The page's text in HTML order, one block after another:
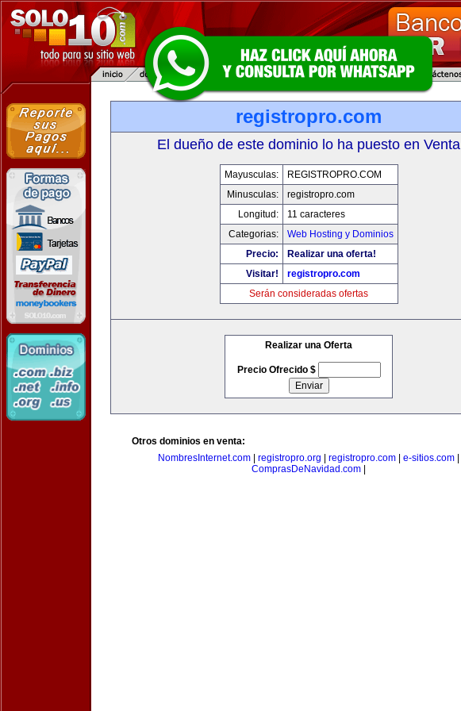
registropro.com
El dueño de este dominio lo ha puesto en Venta
Mayusculas:
REGISTROPRO.COM
Minusculas:
registropro.com
Longitud:
11 caracteres
Categorias:
Web Hosting y Dominios
Precio:
Realizar una oferta!
Visitar!
registropro.com
Serán consideradas ofertas
Realizar una Oferta
Precio Ofrecido $
Otros dominios en venta:
NombresInternet.com
registropro.org registropro.com e-sitios.com
ComprasDeNavidad.com